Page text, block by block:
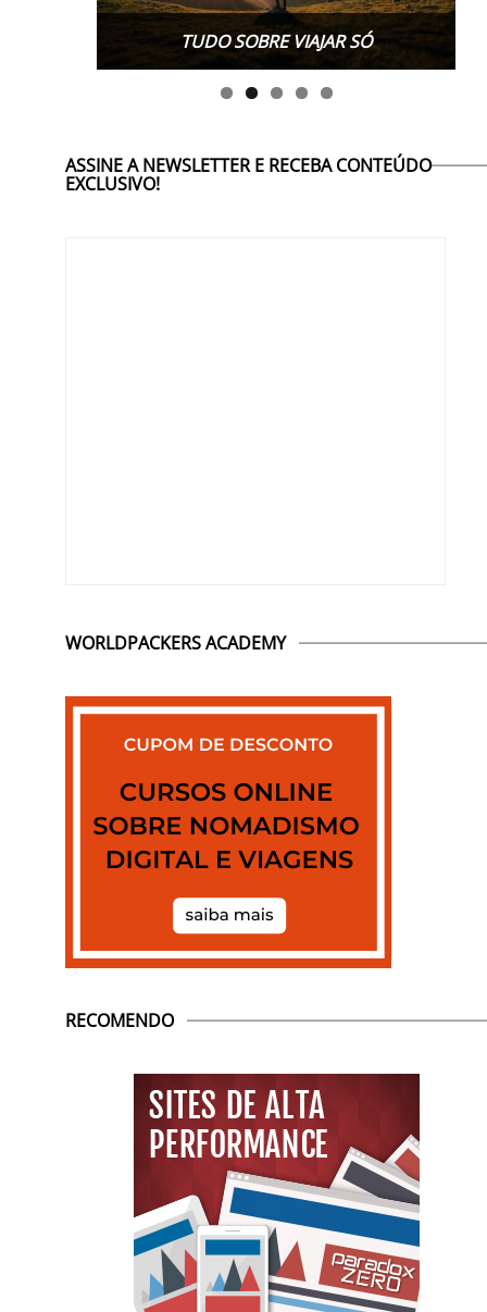
TUDO SOBRE VIAJAR SÓ
TUDO SOBRE WORK EXCHANGE
ASSINE A NEWSLETTER E RECEBA CONTEÚDO
EXCLUSIVO!
WORLDPACKERS ACADEMY
RECOMENDO